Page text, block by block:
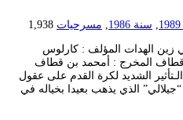
, سنة 1986 , مسرحيات 1,938
زين الهدات المؤلف : كارلوس
قطاف المخرج : أمحمد بن قطاف
الشديد لكرة القدم على عقول
الذي يذهب بعيدا بخياله في